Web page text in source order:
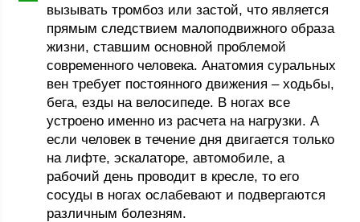
вызывать тромбоз или застой, что является
прямым следствием малоподвижного образа
жизни, ставшим основной проблемой
современного человека. Анатомия суральных
вен требует постоянного движения – ходьбы,
бега, езды на велосипеде. В ногах все
устроено именно из расчета на нагрузки. А
если человек в течение дня двигается только
на лифте, эскалаторе, автомобиле, а
рабочий день проводит в кресле, то его
сосуды в ногах ослабевают и подвергаются
различным болезням.